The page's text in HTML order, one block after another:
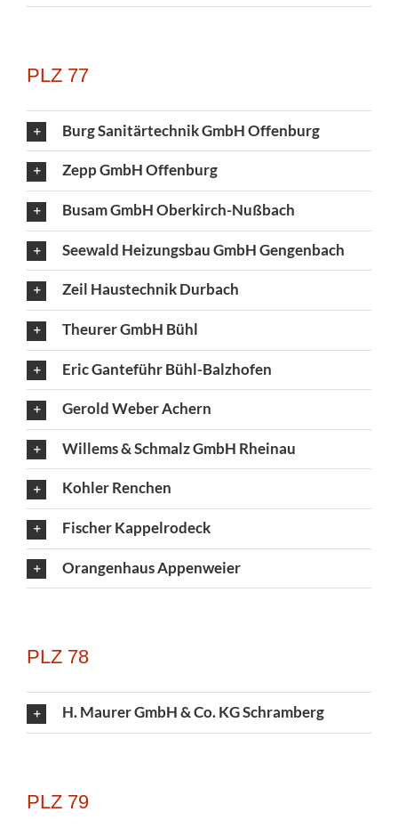
PLZ 77
Burg Sanitärtechnik GmbH Offenburg
Zepp GmbH Offenburg
Busam GmbH Oberkirch-Nußbach
Seewald Heizungsbau GmbH Gengenbach
Zeil Haustechnik Durbach
Theurer GmbH Bühl
Eric Ganteführ Bühl-Balzhofen
Gerold Weber Achern
Willems & Schmalz GmbH Rheinau
Kohler Renchen
Fischer Kappelrodeck
Orangenhaus Appenweier
PLZ 78
H. Maurer GmbH & Co. KG Schramberg
PLZ 79